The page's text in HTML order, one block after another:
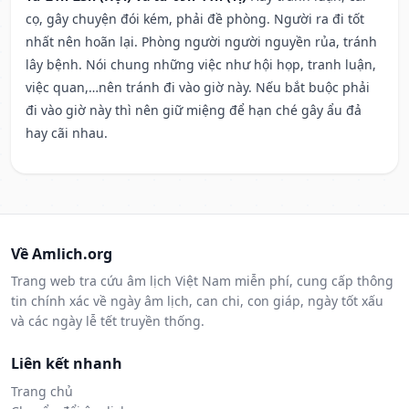
cọ, gây chuyện đói kém, phải đề phòng. Người ra đi tốt
nhất nên hoãn lại. Phòng người người nguyền rủa, tránh
lây bệnh. Nói chung những việc như hội họp, tranh luận,
việc quan,…nên tránh đi vào giờ này. Nếu bắt buộc phải
đi vào giờ này thì nên giữ miệng để hạn ché gây ẩu đả
hay cãi nhau.
Về Amlich.org
Trang web tra cứu âm lịch Việt Nam miễn phí, cung cấp thông
tin chính xác về ngày âm lịch, can chi, con giáp, ngày tốt xấu
và các ngày lễ tết truyền thống.
Liên kết nhanh
Trang chủ